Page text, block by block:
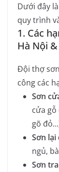
Dưới đây
quy trình
1. Các
Hà Nội
Đội thợ
công các
Sơn
cửa
gõ
Sơn
ngủ,
Sơn